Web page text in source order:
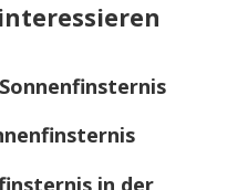
in der